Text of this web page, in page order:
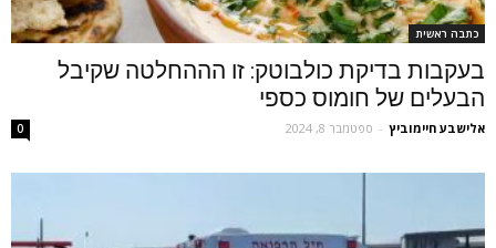
כתבה ראשית
בעקבות בדיקת כולבוטק: זו הההחלטה שקיבל
הבעלים של חומוס כספי
‫אלישבע חיימוביץ - ספטמבר 8, 2024 0